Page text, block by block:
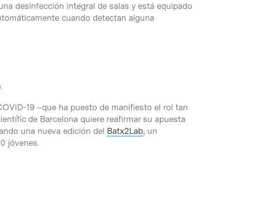
desinfección integral de salas y está equipado
cuando detectan alguna
19 –que ha puesto de manifiesto el rol tan
de Barcelona quiere reafirmar su apuesta
una nueva edición del Batx2Lab, un
jóvenes.